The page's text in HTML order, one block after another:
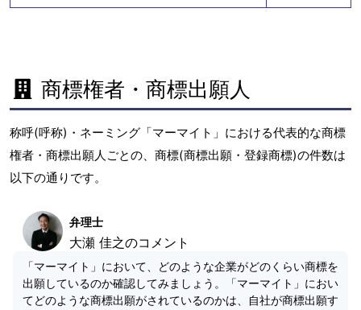
商標権者・商標出願人
称呼(呼称)・ネーミング「マーマイト」における代表的な商標
権者・商標出願人ごとの、商標(商標出願・登録商標)の件数は
以下の通りです。
弁理士
大瀬 佳之のコメント
「マーマイト」において、どのような企業がどのくらい商標を
出願しているのか確認してみましょう。「マーマイト」におい
てどのような商標出願がされているのかは、自社が商標出願す